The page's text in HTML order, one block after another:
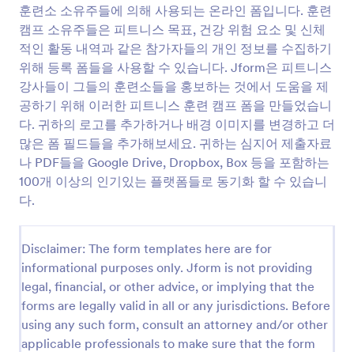
훈련소 소유주들에 의해 사용되는 온라인 폼입니다. 훈련
캠프 소유주들은 피트니스 목표, 건강 위험 요소 및 신체
적인 활동 내역과 같은 참가자들의 개인 정보를 수집하기
위해 등록 폼들을 사용할 수 있습니다. Jform은 피트니스
강사들이 그들의 훈련소들을 홍보하는 것에서 도움을 제
공하기 위해 이러한 피트니스 훈련 캠프 폼을 만들었습니
다. 귀하의 로고를 추가하거나 배경 이미지를 변경하고 더
많은 폼 필드들을 추가해보세요. 귀하는 심지어 제출자료
나 PDF들을 Google Drive, Dropbox, Box 등을 포함하는
100개 이상의 인기있는 플랫폼들로 동기화 할 수 있습니
다.
Disclaimer: The form templates here are for
informational purposes only. Jform is not providing
legal, financial, or other advice, or implying that the
forms are legally valid in all or any jurisdictions. Before
using any such form, consult an attorney and/or other
applicable professionals to make sure that the form
미리보기